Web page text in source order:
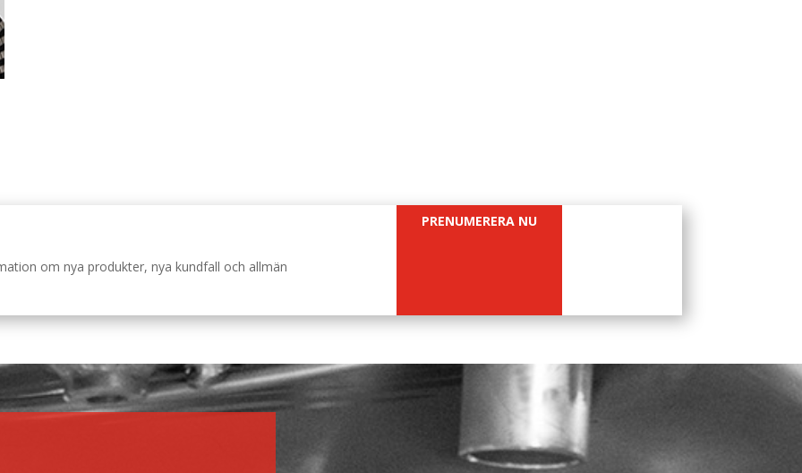
om nya produkter, nya kundfall och allmän
PRENUMERERA NU